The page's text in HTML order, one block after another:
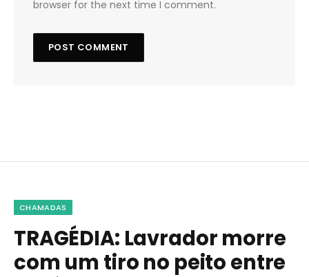
browser for the next time I comment.
CHAMADAS
TRAGÉDIA: Lavrador morre
com um tiro no peito entre